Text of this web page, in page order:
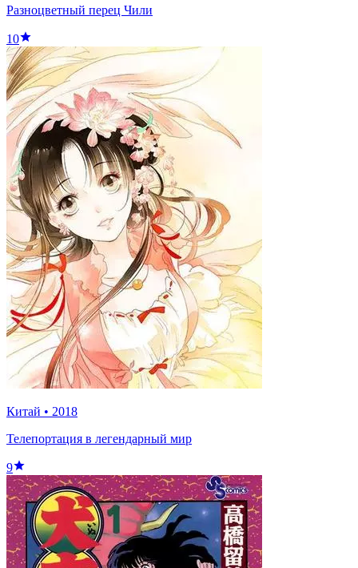
Разноцветный перец Чили
10
Китай • 2018
Телепортация в легендарный мир
9